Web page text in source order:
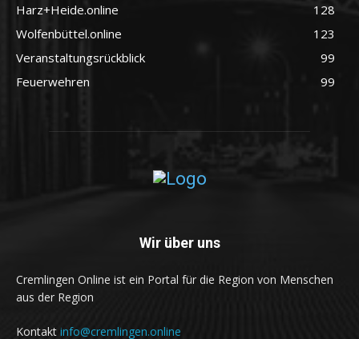
Harz+Heide.online
128
Wolfenbüttel.online
123
Veranstaltungsrückblick
99
Feuerwehren
99
Wir über uns
Cremlingen Online ist ein Portal für die Region von Menschen
aus der Region
Kontakt info@cremlingen.online